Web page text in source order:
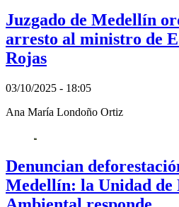
Juzgado de Medellín
arresto al ministro de
Rojas
03/10/2025 - 18:05
Ana María Londoño Ortiz
Denuncian
Medellín: la Unidad de